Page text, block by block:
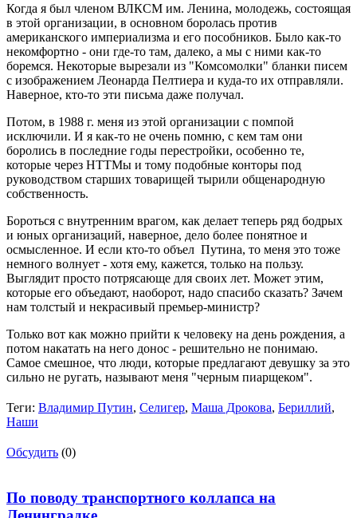
Когда я был членом ВЛКСМ им. Ленина, молодежь, состоящая
в этой организации, в основном боролась против
американского империализма и его пособников. Было как-то
некомфортно - они где-то там, далеко, а мы с ними как-то
боремся. Некоторые вырезали из "Комсомолки" бланки писем
с изображением Леонарда Пелтиера и куда-то их отправляли.
Наверное, кто-то эти письма даже получал.
Потом, в 1988 г. меня из этой организации с помпой
исключили. И я как-то не очень помню, с кем там они
боролись в последние годы перестройки, особенно те,
которые через НТТМы и тому подобные конторы под
руководством старших товарищей тырили общенародную
собственность.
Бороться с внутренним врагом, как делает теперь ряд бодрых
и юных организаций, наверное, дело более понятное и
осмысленное. И если кто-то объел Путина, то меня это тоже
немного волнует - хотя ему, кажется, только на пользу.
Выглядит просто потрясающе для своих лет. Может этим,
которые его объедают, наоборот, надо спасибо сказать? Зачем
нам толстый и некрасивый премьер-министр?
Только вот как можно прийти к человеку на день рождения, а
потом накатать на него донос - решительно не понимаю.
Самое смешное, что люди, которые предлагают девушку за это
сильно не ругать, называют меня "черным пиарщеком".
Теги: Владимир Путин, Селигер, Маша Дрокова, Бериллий,
Наши
Обсудить (0)
По поводу транспортного коллапса на